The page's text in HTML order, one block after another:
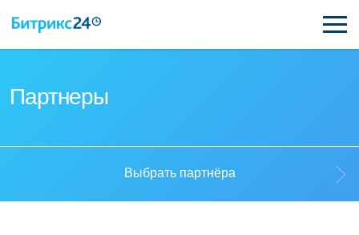
Партнеры
Выбрать партнёра